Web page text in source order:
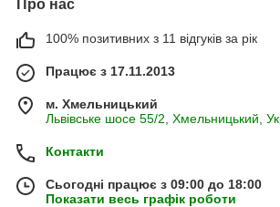
Про нас
100% позитивних з 11 відгуків за рік
Працює з 17.11.2013
м. Хмельницький
Львівське шосе 55/2, Хмельницький,
Контакти
Сьогодні працює з 09:00 до 18:00
Показати весь графік роботи